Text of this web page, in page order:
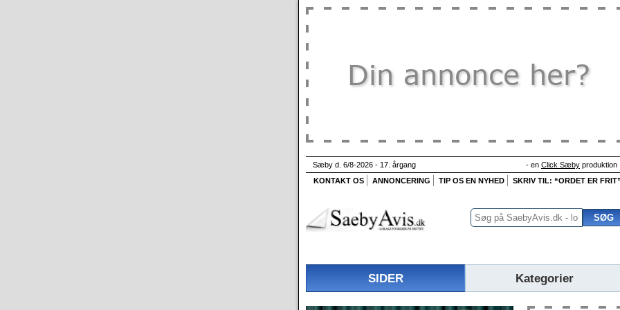
Sæby d. 6/8-2026 - 17. årgang - en Click Sæby produktion
KONTAKT OS
ANNONCERING TIP OS EN NYHED SKRIV TIL: “ORDET ER
SIDER Kategorier